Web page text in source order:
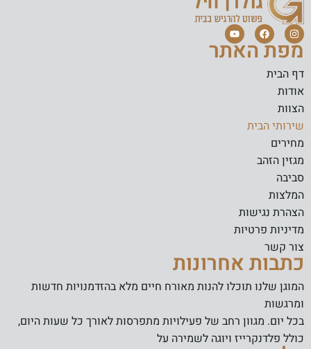
מפת האתר
דף הבית
אודות
הצוות
שירותי הבית
מחירים
מגזין הזהב
סביבה
המלצות
הצהרת נגישות
מדיניות פרטיות
צור קשר
כתבות אחרונות
המוגן שלנו תוכלו להנות מאורח חיים מלא בהזדמנויות חדשות
ומרגשות
בכל יום. מגוון רחב של פעילויות מתפרסות לאורך כל שעות היום,
כולל פלדנקרייז ויוגה לשמירה על